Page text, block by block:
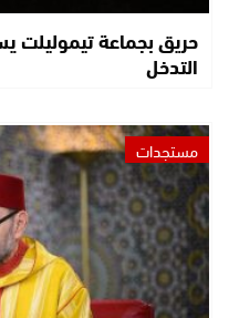
حريق بجماعة
التدخل
مستجدات